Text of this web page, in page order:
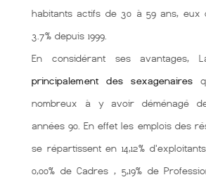
habitants actifs de 30 à 59 ans, eux
3.7% depuis 1999.
En considérant ses avantages,
principalement des sexagenaires
nombreux à y avoir déménagé
années 90. En effet les emplois des
se répartissent en 14,12%
0,00% de Cadres , 5,19% de